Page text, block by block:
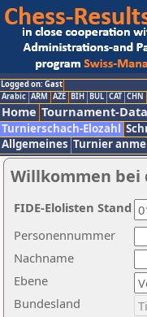
Logged on: Gast
Arabic ARM AZE BIH BUL CAT CHN
Home Tournament-
Turnierschach-Elozahl
Allgemeines Turnier
Willkommen bei
Nachname
Ebene
Personennummer
Bundesland
FIDE-Elolisten Stand